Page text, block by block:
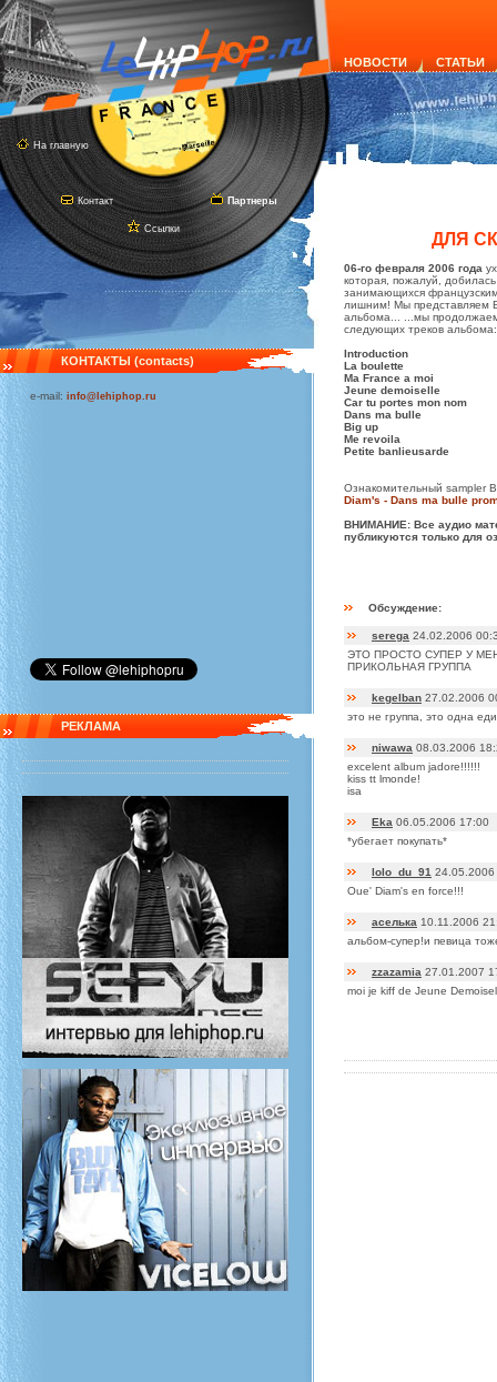
На главную
Контакт
Ссылки
Партнеры
НОВОСТИ СТАТЬИ
КОНТАКТЫ (contacts)
e-mail: info@lehiphop.ru
РЕКЛАМА
ДЛЯ
06-го февраля 2006 года
которая, пожалуй,
занимающихся
лишним! Мы представляем
альбома... ...мы
следующих треков альбома:
Introduction
La boulette
Ma France a moi
Jeune demoiselle
Car tu portes mon nom
Dans ma bulle
Big up
Me revoila
Petite banlieusarde
Ознакомительный sampler
Diam's - Dans ma bulle
ВНИМАНИЕ: Все аудио
публикуются только для
Обсуждение:
serega 24.02.2006
ЭТО ПРОСТО СУПЕР У
ПРИКОЛЬНАЯ ГРУППА
kegelban 27.02.2006
это не группа, это одна
niwawa 08.03.2006
excelent album jadore!!!!!!
kiss tt lmonde!
isa
Eka 06.05.2006 17:00
*убегает покупать*
lolo_du_91 24.05.2006
Oue' Diam's en force!!!
аселька 10.11.2006
альбом-супер!и певица
zzazamia 27.01.2007
moi je kiff de Jeune